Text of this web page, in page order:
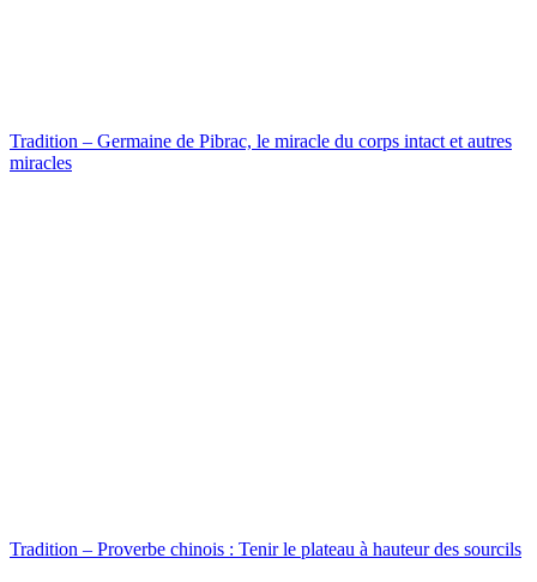
Tradition – Germaine de Pibrac, le miracle du corps intact et autres
miracles
Tradition – Proverbe chinois : Tenir le plateau à hauteur des sourcils